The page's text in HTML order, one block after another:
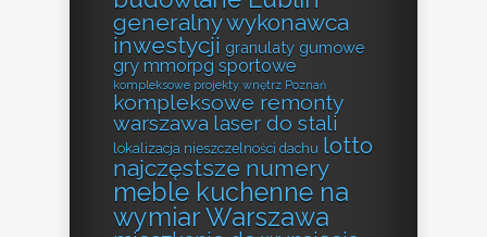
generalny wykonawca
inwestycji granulaty gumowe
gry mmorpg sportowe
kompleksowe projekty wnętrz Poznań
kompleksowe remonty
warszawa laser do stali
lokalizacja nieszczelności dachu lotto
najczęstsze numery
meble kuchenne na
wymiar Warszawa